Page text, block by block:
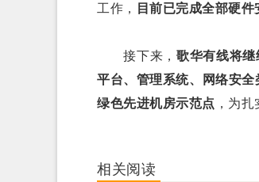
工作，
目前已完成全部硬
接下来，歌华有线将
平台、管理系统、网络安
绿色先进机房示范点 ，为
相关阅读